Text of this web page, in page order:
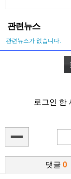
관련뉴스
- 관련뉴스가 없습니다.
로그인 한
댓글 0